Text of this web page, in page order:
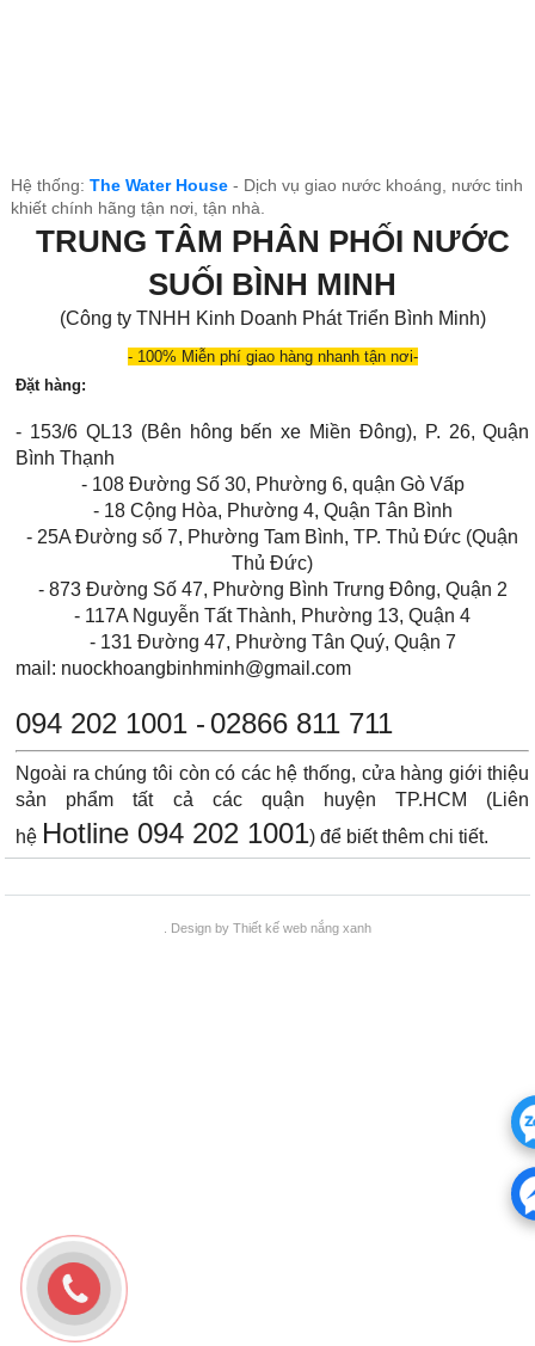
Hệ thống: The Water House- Dịch vụ giao nước khoáng, nước tinh
khiết chính hãng tận nơi, tận nhà.
TRUNG TÂM PHÂN PHỐI NƯỚC
SUỐI BÌNH MINH
(Công ty TNHH Kinh Doanh Phát Triển Bình Minh)
- 100% Miễn phí giao hàng nhanh tận nơi-
Đặt hàng:
- 153/6 QL13 (Bên hông bến xe Miền Đông), P. 26, Quận
Bình Thạnh
- 108 Đường Số 30, Phường 6, quận Gò Vấp
- 18 Cộng Hòa, Phường 4, Quận Tân Bình
- 25A Đường số 7, Phường Tam Bình, TP. Thủ Đức (Quận
Thủ Đức)
- 873 Đường Số 47, Phường Bình Trưng Đông, Quận 2
- 117A Nguyễn Tất Thành, Phường 13, Quận 4
- 131 Đường 47, Phường Tân Quý, Quận 7
mail: nuockhoangbinhminh@gmail.com
094 202 1001 - 02866 811 711
Ngoài ra chúng tôi còn có các hệ thống, cửa hàng giới thiệu
sản phẩm tất cả các quận huyện TP.HCM (Liên
hệ Hotline 094 202 1001) để biết thêm chi tiết.
. Design by Thiết kế web nắng xanh